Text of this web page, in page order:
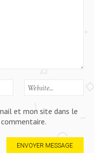
et mon site dans le